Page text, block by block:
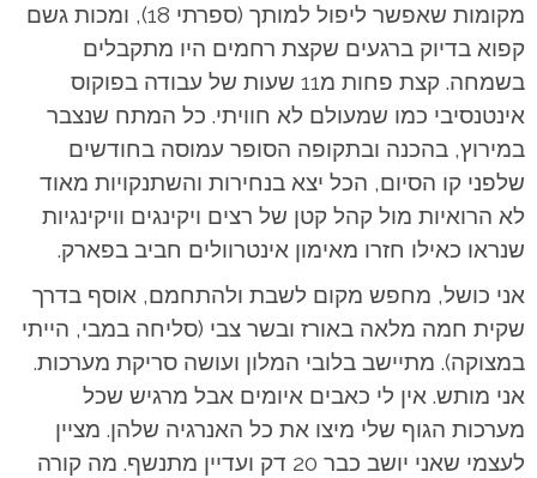
מקומות שאפשר ליפול למותך (ספרתי 18), ומכות גשם
קפוא בדיוק ברגעים שקצת רחמים היו מתקבלים
בשמחה. קצת פחות מ11 שעות של עבודה בפוקוס
אינטנסיבי כמו שמעולם לא חוויתי. כל המתח שנצבר
במירוץ, בהכנה ובתקופה הסופר עמוסה בחודשים
שלפני קו הסיום, הכל יצא בנחירות והשתנקויות מאוד
לא הרואיות מול קהל קטן של רצים ויקינגים וויקינגיות
שנראו כאילו חזרו מאימון אינטרוולים חביב בפארק.
אני כושל, מחפש מקום לשבת ולהתחמם, אוסף בדרך
שקית חמה מלאה באורז ובשר צבי (סליחה במבי, הייתי
במצוקה). מתיישב בלובי המלון ועושה סריקת מערכות.
אני מותש. אין לי כאבים איומים אבל מרגיש שכל
מערכות הגוף שלי מיצו את כל האנרגיה שלהן. מציין
לעצמי שאני יושב כבר 20 דק ועדיין מתנשף. מה קורה